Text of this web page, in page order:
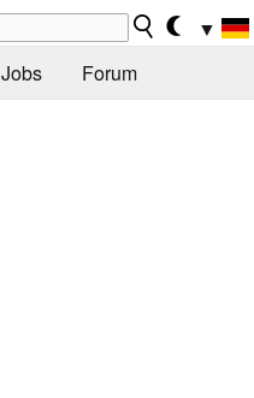
▼
Jobs Forum